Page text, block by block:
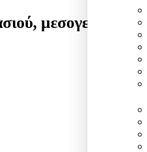
μεσογειακές